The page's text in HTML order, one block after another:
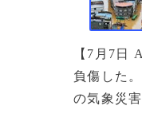
【7月7日
負傷した
の気象災